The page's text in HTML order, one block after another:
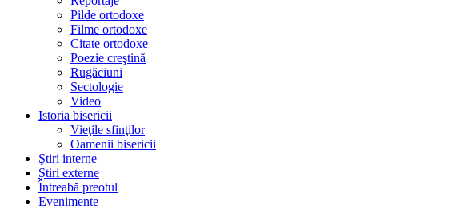
Pilde ortodoxe
Filme ortodoxe
Citate ortodoxe
Poezie creştină
Rugăciuni
Sectologie
Video
Istoria bisericii
Vieţile sfinţilor
Oamenii bisericii
Ştiri interne
Știri externe
Întreabă preotul
Evenimente